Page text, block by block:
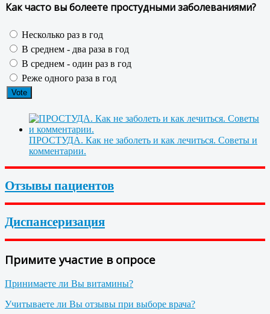
Как часто вы болеете простудными заболеваниями?
Несколько раз в год
В среднем - два раза в год
В среднем - один раз в год
Реже одного раза в год
ПРОСТУДА. Как не заболеть и как лечиться. Советы и
комментарии.
Отзывы пациентов
Диспансеризация
Примите участие в опросе
Принимаете ли Вы витамины?
Учитываете ли Вы отзывы при выборе врача?